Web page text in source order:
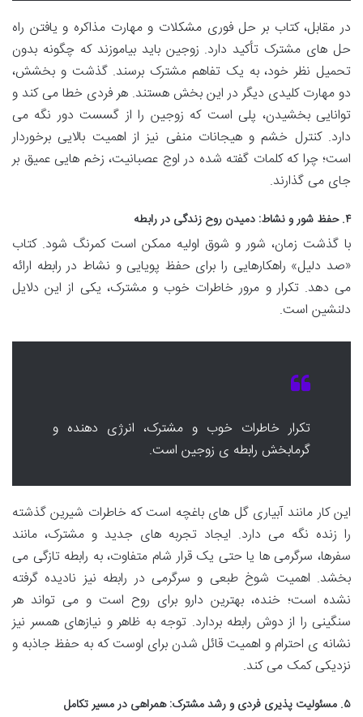
در مقابل، کتاب بر حل فوری مشکلات و مهارت مذاکره و یافتن راه
حل های مشترک تأکید دارد. زوجین باید بیاموزند که چگونه بدون
تحمیل نظر خود، به یک تفاهم مشترک برسند. گذشت و بخشش،
دو مهارت کلیدی دیگر در این بخش هستند. هر فردی خطا می کند و
توانایی بخشیدن، پلی است که زوجین را از گسست دور نگه می
دارد. کنترل خشم و هیجانات منفی نیز از اهمیت بالایی برخوردار
است؛ چرا که کلمات گفته شده در اوج عصبانیت، زخم هایی عمیق بر
جای می گذارند.
۴. حفظ شور و نشاط: دمیدن روح زندگی در رابطه
با گذشت زمان، شور و شوق اولیه ممکن است کمرنگ شود. کتاب
«صد دلیل» راهکارهایی را برای حفظ پویایی و نشاط در رابطه ارائه
می دهد. تکرار و مرور خاطرات خوب و مشترک، یکی از این دلایل
دلنشین است.
تکرار خاطرات خوب و مشترک، انرژی دهنده و
گرمابخش رابطه ی زوجین است.
این کار مانند آبیاری گل های باغچه است که خاطرات شیرین گذشته
را زنده نگه می دارد. ایجاد تجربه های جدید و مشترک، مانند
سفرها، سرگرمی ها یا حتی یک قرار شام متفاوت، به رابطه تازگی می
بخشد. اهمیت شوخ طبعی و سرگرمی در رابطه نیز نادیده گرفته
نشده است؛ خنده، بهترین دارو برای روح است و می تواند هر
سنگینی را از دوش رابطه بردارد. توجه به ظاهر و نیازهای همسر نیز
نشانه ی احترام و اهمیت قائل شدن برای اوست که به حفظ جاذبه و
نزدیکی کمک می کند.
۵. مسئولیت پذیری فردی و رشد مشترک: همراهی در مسیر تکامل